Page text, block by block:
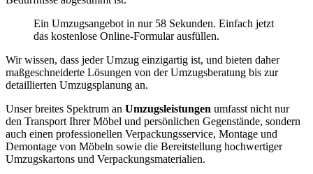
Ein Umzugsangebot in nur 58 Sekunden. Einfach jetzt
das kostenlose Online-Formular ausfüllen.
Wir wissen, dass jeder Umzug einzigartig ist, und bieten daher
maßgeschneiderte Lösungen von der Umzugsberatung bis zur
detaillierten Umzugsplanung an.
Unser breites Spektrum an Umzugsleistungen umfasst nicht nur
den Transport Ihrer Möbel und persönlichen Gegenstände, sondern
auch einen professionellen Verpackungsservice, Montage und
Demontage von Möbeln sowie die Bereitstellung hochwertiger
Umzugskartons und Verpackungsmaterialien.